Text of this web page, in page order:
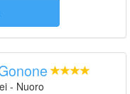
- Nuoro